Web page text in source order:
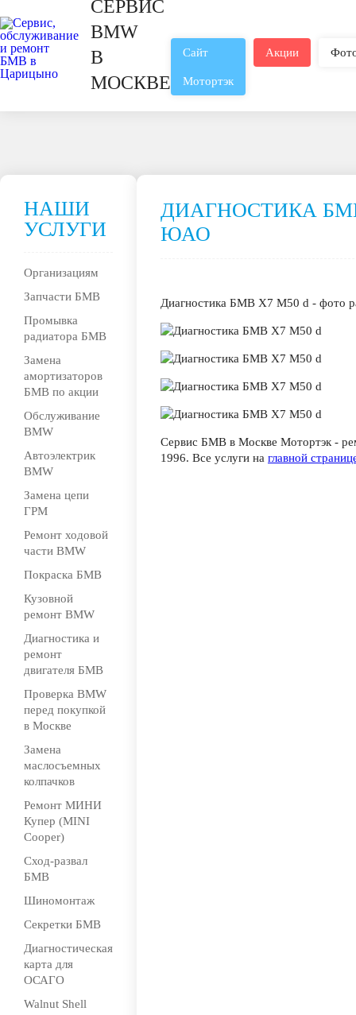
СЕРВИС
BMW
В
МОСКВЕ
Сайт
Мотортэк
Акции
НАШИ
УСЛУГИ
Организациям
Запчасти БМВ
Промывка
радиатора БМВ
Замена
амортизаторов
БМВ по акции
Обслуживание
BMW
Автоэлектрик
BMW
Замена цепи
ГРМ
Ремонт ходовой
части BMW
Покраска БМВ
Кузовной
ремонт BMW
Диагностика и
ремонт
двигателя БМВ
Проверка BMW
перед покупкой
в Москве
Замена
маслосъемных
колпачков
Ремонт МИНИ
Купер (MINI
Cooper)
Сход-развал
БМВ
Шиномонтаж
Секретки БМВ
Диагностическая
карта для
ОСАГО
Walnut Shell
ДИАГНОСТИКА
ЮАО
Диагностика БМВ Х7 М50 d - фото
Сервис БМВ в Москве Мотортэк -
1996. Все услуги на главной